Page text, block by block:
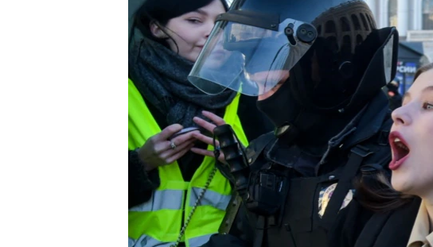
КРЫМ.НЕПОКОРЕННЫЙ
УКРАИНСКАЯ ПРОБЛЕМА КРЫМА